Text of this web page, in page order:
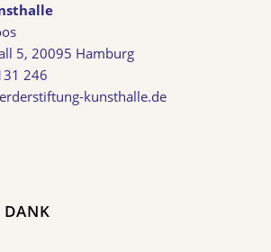
5, 20095 Hamburg
246
kunsthalle.de
DANK